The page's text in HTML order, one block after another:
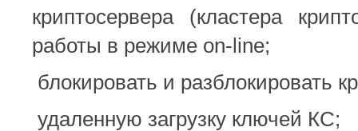
криптосервера (кластера
работы в режиме on-line;
блокировать и разблокировать
удаленную загрузку ключей КС;